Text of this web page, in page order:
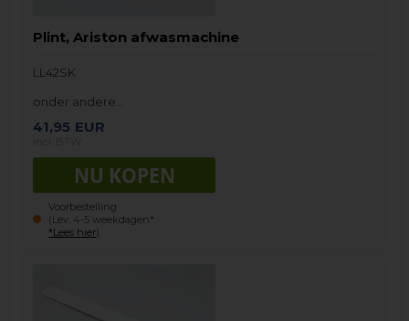
Plint, Ariston afwasmachine
LL42SK
onder andere…
41,95 EUR
Voorbestelling
(Lev. 4-5 weekdagen*
*Lees hier)